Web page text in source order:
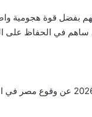
ساهم في الحفاظ على